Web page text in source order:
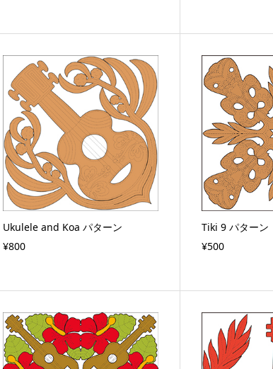
Ukulele and Koa パターン
¥800
Tiki 9 パターン
¥500